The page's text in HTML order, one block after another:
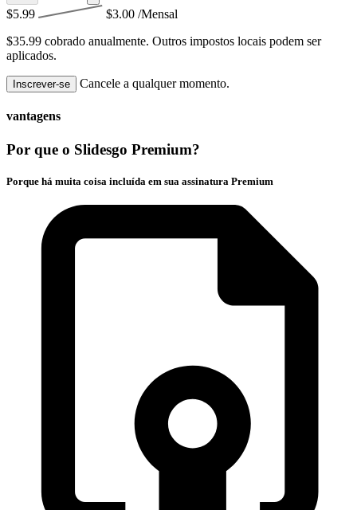
$5.99 $3.00 /Mensal
$35.99 cobrado anualmente. Outros impostos locais podem ser
aplicados.
Inscrever-se Cancele a qualquer momento.
vantagens
Por que o Slidesgo Premium?
Porque há muita coisa incluída em sua assinatura Premium